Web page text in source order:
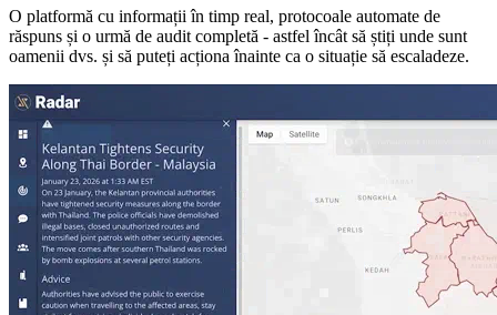
O platformă cu informații în timp real, protocoale automate de
răspuns și o urmă de audit completă - astfel încât să știți unde sunt
oamenii dvs. și să puteți acționa înainte ca o situație să escaladeze.